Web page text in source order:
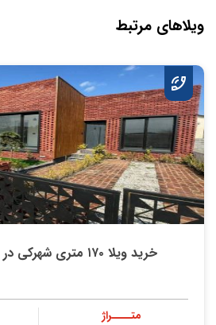
ویلاهای مرتبط
خرید ویلا ۱۷۰ متری شهرکی در افراسیاب کلا نور
متــــراژ